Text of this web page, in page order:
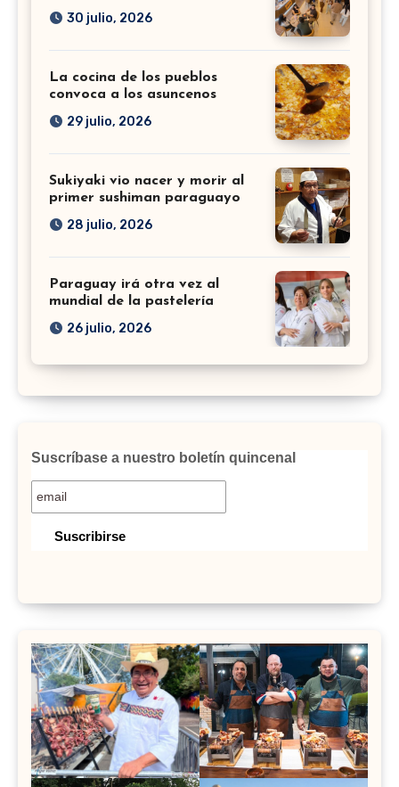
30 julio, 2026
La cocina de los pueblos
convoca a los asuncenos
29 julio, 2026
Sukiyaki vio nacer y morir al
primer sushiman paraguayo
28 julio, 2026
Paraguay irá otra vez al
mundial de la pastelería
26 julio, 2026
Suscríbase a nuestro boletín quincenal